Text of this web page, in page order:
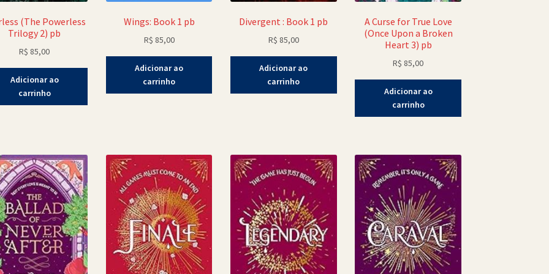
(The Powerless
Trilogy 2) pb
R$ 85,00
Adicionar ao
carrinho
Wings: Book 1 pb
R$ 85,00
Adicionar ao
carrinho
Divergent : Book 1 pb
R$ 85,00
Adicionar ao
carrinho
A Curse for True Love
(Once Upon a Broken
Heart 3) pb
R$ 85,00
Adicionar ao
carrinho